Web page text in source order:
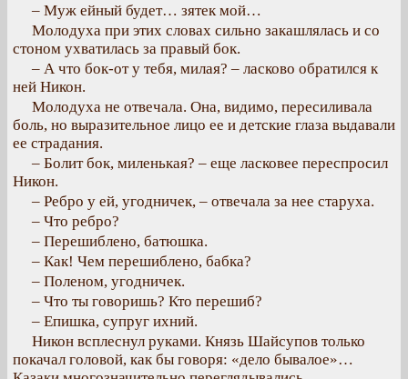
– Муж ейный будет… зятек мой…
Молодуха при этих словах сильно закашлялась и со
стоном ухватилась за правый бок.
– А что бок-от у тебя, милая? – ласково обратился к
ней Никон.
Молодуха не отвечала. Она, видимо, пересиливала
боль, но выразительное лицо ее и детские глаза выдавали
ее страдания.
– Болит бок, миленькая? – еще ласковее переспросил
Никон.
– Ребро у ей, угодничек, – отвечала за нее старуха.
– Что ребро?
– Перешиблено, батюшка.
– Как! Чем перешиблено, бабка?
– Поленом, угодничек.
– Что ты говоришь? Кто перешиб?
– Епишка, супруг ихний.
Никон всплеснул руками. Князь Шайсупов только
покачал головой, как бы говоря: «дело бывалое»…